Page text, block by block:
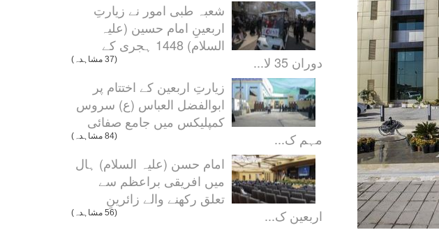
شعبہ طبی امور نے زیارتِ
اربعینِ امام حسین (علیہ
السلام) 1448 ہجری کے
دوران 35 لا...
(37 مشاہدہ)
زیارتِ اربعین کے اختتام پر
ابوالفضل العباس (ع) سروس
کمپلیکس میں جامع صفائی
مہم ک...
(84 مشاہدہ)
امام حسن (علیہ السلام) ہال
میں افریقی براعظم سے
تعلق رکھنے والے زائرینِ
اربعین ک...
(56 مشاہدہ)